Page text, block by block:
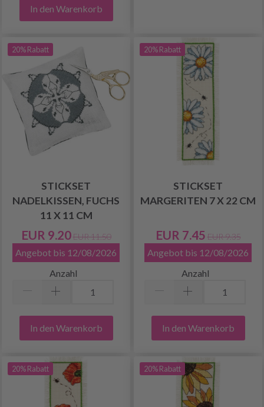
In den Warenkorb
20% Rabatt
STICKSET
NADELKISSEN, FUCHS
11 X 11 CM
EUR 9.20 EUR 11.50
Angebot bis 12/08/2026
Anzahl
In den Warenkorb
20% Rabatt
STICKSET
MARGERITEN 7 X 22 CM
EUR 7.45 EUR 9.35
Angebot bis 12/08/2026
Anzahl
In den Warenkorb
20% Rabatt 20% Rabatt